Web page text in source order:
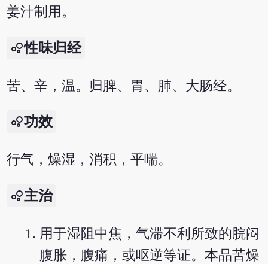
姜汁制用。
性味归经
苦、辛，温。归脾、胃、肺、大肠经。
功效
行气，燥湿，消积，平喘。
主治
用于湿阻中焦，气滞不利所致的脘闷
腹胀，腹痛，或呕逆等证。本品苦燥